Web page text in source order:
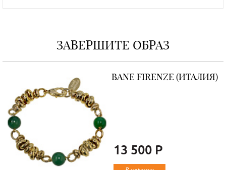
ЗАВЕРШИТЕ ОБРАЗ
BANE FIRENZE (ИТАЛИЯ)
13 500 Р